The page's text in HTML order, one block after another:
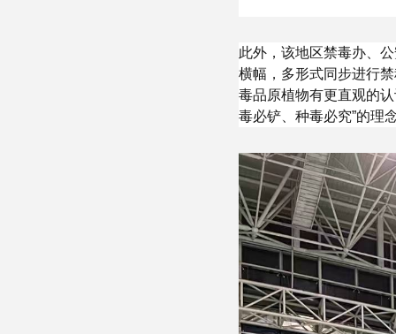
此外，该地区禁毒办、
横幅，多形式同步进行
毒品原植物有更直观的
毒必铲、种毒必究”的理